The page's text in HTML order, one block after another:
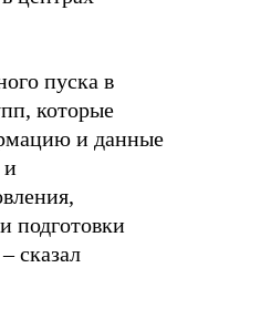
пуска в
которые
и данные
и
подготовки
–сказал